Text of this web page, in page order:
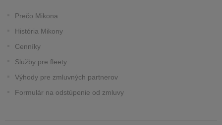
Prečo Mikona
História Mikony
Cenníky
Služby pre fleety
Výhody pre zmluvných partnerov
Formulár na odstúpenie od zmluvy